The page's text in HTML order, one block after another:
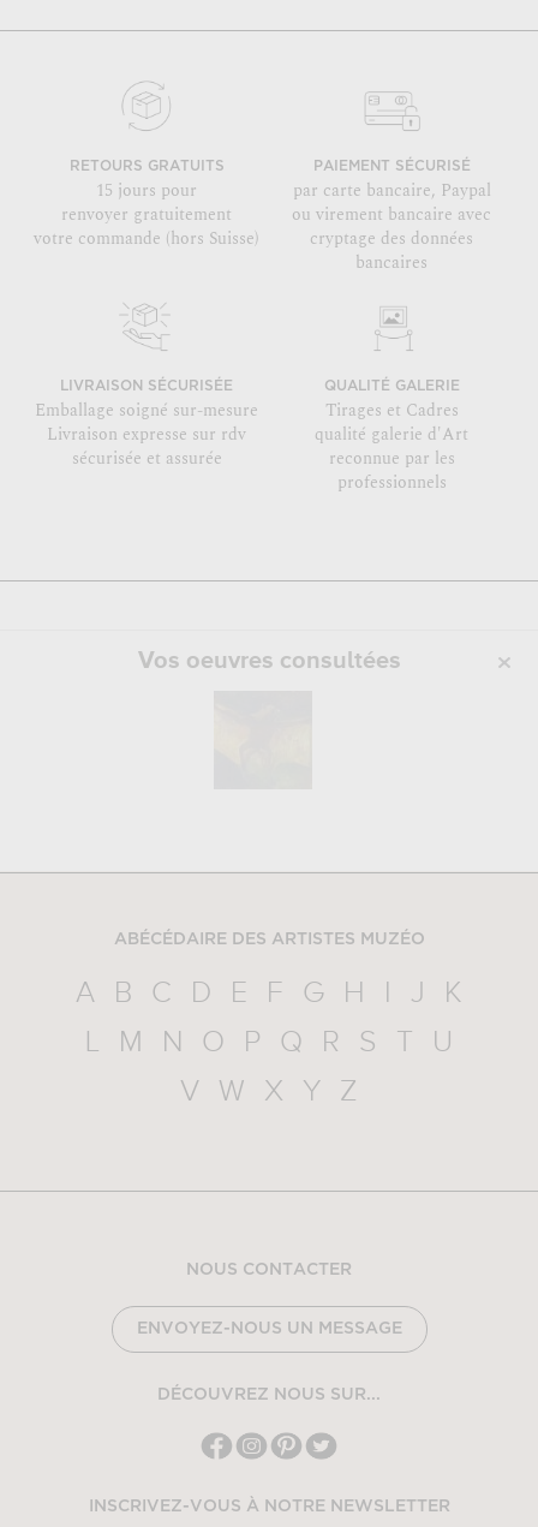
RETOURS GRATUITS
15 jours pour
renvoyer gratuitement
votre commande (hors Suisse)
PAIEMENT SÉCURISÉ
par carte bancaire, Paypal
ou virement bancaire avec
cryptage des données
bancaires
LIVRAISON SÉCURISÉE
Emballage soigné sur-mesure
Livraison expresse sur rdv
sécurisée et assurée
QUALITÉ GALERIE
Tirages et Cadres
qualité galerie d'Art
reconnue par les
professionnels
Vos oeuvres consultées
ABÉCÉDAIRE DES ARTISTES MUZÉO
A B C D E F G H J
K
L
M N O P Q R S
U
V
W X Y Z
NOUS CONTACTER
ENVOYEZ-NOUS UN MESSAGE
DÉCOUVREZ NOUS SUR...
INSCRIVEZ-VOUS À NOTRE NEWSLETTER